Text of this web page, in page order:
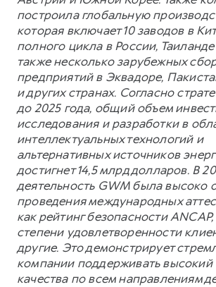
построила глобальную
которая включает 10 заводов в
полного цикла в России,
также несколько зарубежных
предприятий в Эквадоре,
и других странах. Согласно
до 2025 года, общий объем
исследования и разработки в
интеллектуальных технологий и
альтернативных источников
достигнет 14,5 млрд долларов. В
деятельность GWM была высоко
проведения международных
как рейтинг безопасности
степени удовлетворенности
другие. Это демонстрирует
компании поддерживать высокий
качества по всем направлениям